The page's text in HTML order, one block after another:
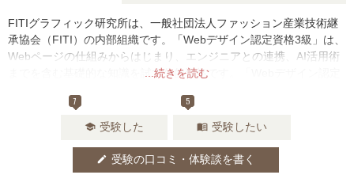
...続きを読む
FITIグラフィック研究所は、一般社団法人ファッション産業技術継
承協会（FITI）の内部組織です。「Webデザイン認定資格3級」は、
Webページの仕組みからはじまり、エンジニアとの連携、AI活用術
までを含む基礎的な知識を試す公的資格です。「Webデザイン認定
く、すなわちデザイナーとしての実践的な知識を試す公的資格で
す。「Webデザイン認定資格1級」は、広報担当者は必須であり、W
グなどの知識を試す公的資格です。
7
school 受験した
5
menu_book 受験したい
edit 受験の口コミ・体験談を書く